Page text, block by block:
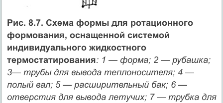
Рис. 8.7. Схема формы для ротационного
формования, оснащенной системой
индивидуального жидкостного
термостатирования: 1 — форма; 2 — рубашка;
3— трубы для вывода теплоносителя; 4 —
полый вал; 5 — расширительный бак; 6 —
отверстия для вывода летучих; 7 — трубка для